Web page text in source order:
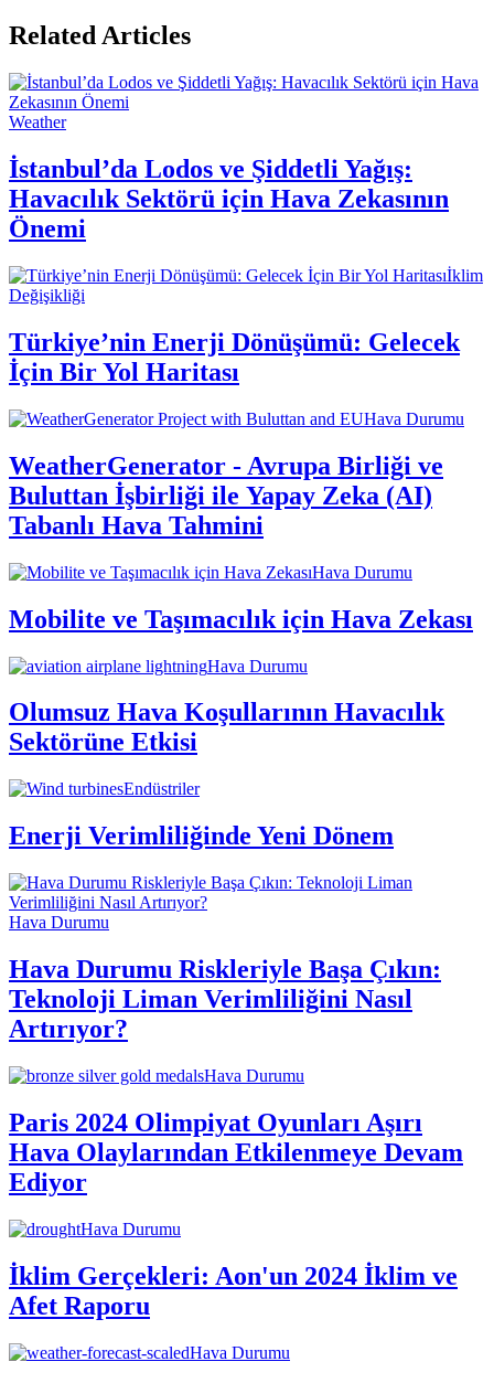
Related Articles
Weather
İstanbul’da Lodos ve Şiddetli Yağış:
Havacılık Sektörü için Hava Zekasının
Önemi
İklim
Değişikliği
Türkiye’nin Enerji Dönüşümü: Gelecek
İçin Bir Yol Haritası
Hava Durumu
WeatherGenerator - Avrupa Birliği ve
Buluttan İşbirliği ile Yapay Zeka (AI)
Tabanlı Hava Tahmini
Hava Durumu
Mobilite ve Taşımacılık için Hava Zekası
Hava Durumu
Olumsuz Hava Koşullarının Havacılık
Sektörüne Etkisi
Endüstriler
Enerji Verimliliğinde Yeni Dönem
Hava Durumu
Hava Durumu Riskleriyle Başa Çıkın:
Teknoloji Liman Verimliliğini Nasıl
Artırıyor?
Hava Durumu
Paris 2024 Olimpiyat Oyunları Aşırı
Hava Olaylarından Etkilenmeye Devam
Ediyor
Hava Durumu
İklim Gerçekleri: Aon'un 2024 İklim ve
Afet Raporu
Hava Durumu